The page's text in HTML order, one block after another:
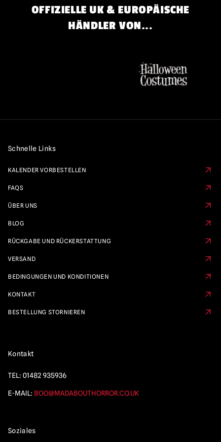
OFFIZIELLE UK & EUROPÄISCHE
HÄNDLER VON...
Schnelle Links
KALENDER VORBESTELLEN
FAQS
ÜBER UNS
BLOG
RÜCKGABE UND RÜCKERSTATTUNG
VERSAND
BEDINGUNGEN UND KONDITIONEN
KONTAKT
BESTELLUNG STORNIEREN
Kontakt
TEL: 01482 935936
E-MAIL: BOO@MADABOUTHORROR.CO.UK
Soziales